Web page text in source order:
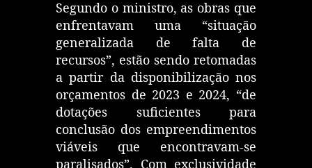
Segundo o ministro, as obras que
enfrentavam uma “situação
generalizada de falta de
recursos”, estão sendo retomadas
a partir da disponibilização nos
orçamentos de 2023 e 2024, “de
dotações suficientes para
conclusão dos empreendimentos
viáveis que encontravam-se